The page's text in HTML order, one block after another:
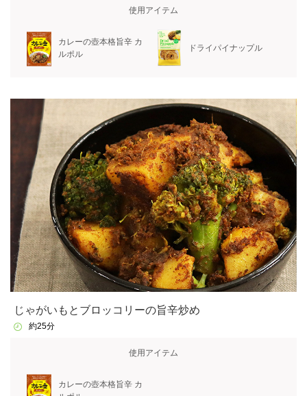
使用アイテム
カレーの壺本格旨辛 カ
ルポル
ドライパイナップル
じゃがいもとブロッコリーの旨辛炒め
約25分
使用アイテム
カレーの壺本格旨辛 カ